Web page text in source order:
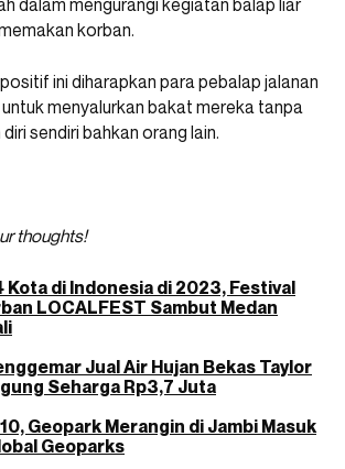
korban.
ini diharapkan para pebalap jalanan
menyalurkan bakat mereka tanpa
sendiri bahkan orang lain.
thoughts!
Kota di Indonesia di 2023, Festival
LOCALFEST Sambut Medan
Jual Air Hujan Bekas Taylor
Seharga Rp3,7 Juta
Geopark Merangin di Jambi Masuk
Geoparks